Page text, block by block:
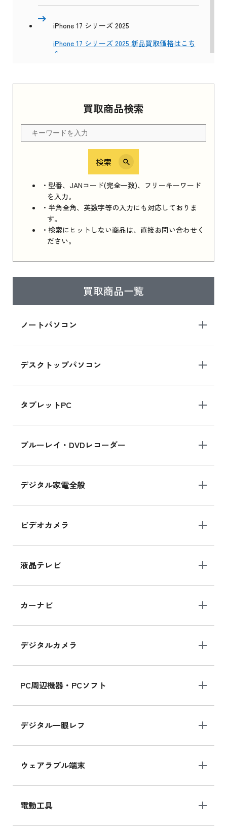
買取商品検索
検索
・型番、JANコード(完全一致)、フリーキーワード
を入力。
・半角全角、英数字等の入力にも対応しておりま
す。
・検索にヒットしない商品は、直接お問い合わせく
ださい。
買取商品一覧
ノートパソコン
デスクトップパソコン
タブレットPC
ブルーレイ・DVDレコーダー
デジタル家電全般
ビデオカメラ
液晶テレビ
カーナビ
デジタルカメラ
PC周辺機器・PCソフト
デジタル一眼レフ
ウェアラブル端末
電動工具
iPhone 17 シリーズ 2025
iPhone 17 シリーズ 2025 新品買取価格はこち
ら
Apple Watch Series 11 2025 新品買取価格はこ
ちら
iPhone 16e シリーズ 2025
iPhone 16e シリーズ 2025 新品買取価格はこち
ら
iPad 11インチ 2025年春モデル
はこちら
ら
iPad mini シリーズ 2024
iPad mini 8.3インチ の新品買取価格
iPhone 16 シリーズ
iPhone 16 の新品買取価格
iPad Air 11インチ シリーズ
iPad Air 11インチ の新品買取価格
iPhone 15 128GB シリーズ
iPhone 15 128GB の新品買取価格
MK2K3J/Aの新品買取価格はこちら